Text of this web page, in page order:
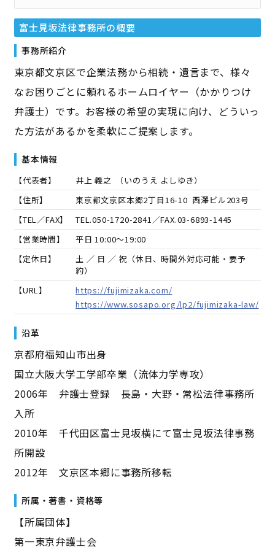
富士見坂法律事務所の概要
事務所紹介
東京都文京区で企業法務から相続・遺言まで、様々
なお困りごとに頼れるホームロイヤー（かかりつけ
弁護士）です。お客様の希望の実現に向け、どういっ
た方法があるかを柔軟にご提案します。
基本情報
【代表者】 井上 義之 （いのうえ よしゆき）
【住所】
東京都文京区本郷2丁目16-10 西澤ビル203号
【TEL／FAX】
TEL.050-1720-2841／FAX.03-6893-1445
【営業時間】
平日 10:00～19:00
【定休日】
土 ／ 日 ／ 祝（休日、時間外対応可能・要予
約）
【URL】
https://fujimizaka.com/
https://www.sosapo.org/lp2/fujimizaka-law/
沿革
京都府福知山市出身
国立大阪大学工学部卒業（流体力学専攻）
2006年 弁護士登録 長島・大野・常松法律事務所
入所
2010年 千代田区富士見坂横にて富士見坂法律事務
所開設
2012年 文京区本郷に事務所移転
所属・著書・資格等
【所属団体】
第一東京弁護士会